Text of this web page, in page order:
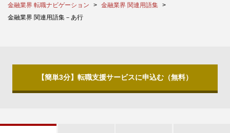
金融業界 転職ナビゲーション
金融業界 関連用語集
金融業界 関連用語集－あ行
【簡単3分】転職支援サービスに申込む（無料）